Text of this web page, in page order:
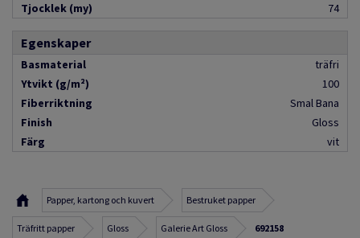
Tjocklek (my)
74
Egenskaper
Basmaterial
träfri
Ytvikt (g/m²)
100
Fiberriktning
Smal Bana
Finish
Gloss
Färg
vit
Papper, kartong och kuvert Bestruket papper
Träfritt papper Gloss Galerie Art Gloss 692158